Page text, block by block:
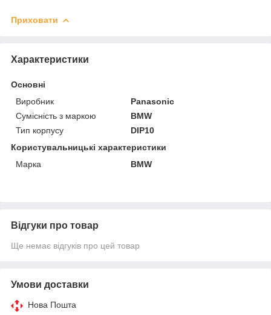
Приховати
Характеристики
Основні
Виробник
Panasonic
Сумісність з маркою
BMW
Тип корпусу
DIP10
Користувальницькі характеристики
Марка
BMW
Відгуки про товар
Ще немає відгуків про цей товар
Умови доставки
Нова Пошта